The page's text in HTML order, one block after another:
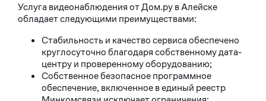
Услуга видеонаблюдения от Дом.ру в Алейске
обладает следующими преимуществами:
Стабильность и качество сервиса обеспечено
круглосуточно благодаря собственному дата-
центру и проверенному оборудованию;
Собственное безопасное программное
обеспечение, включенное в единый реестр